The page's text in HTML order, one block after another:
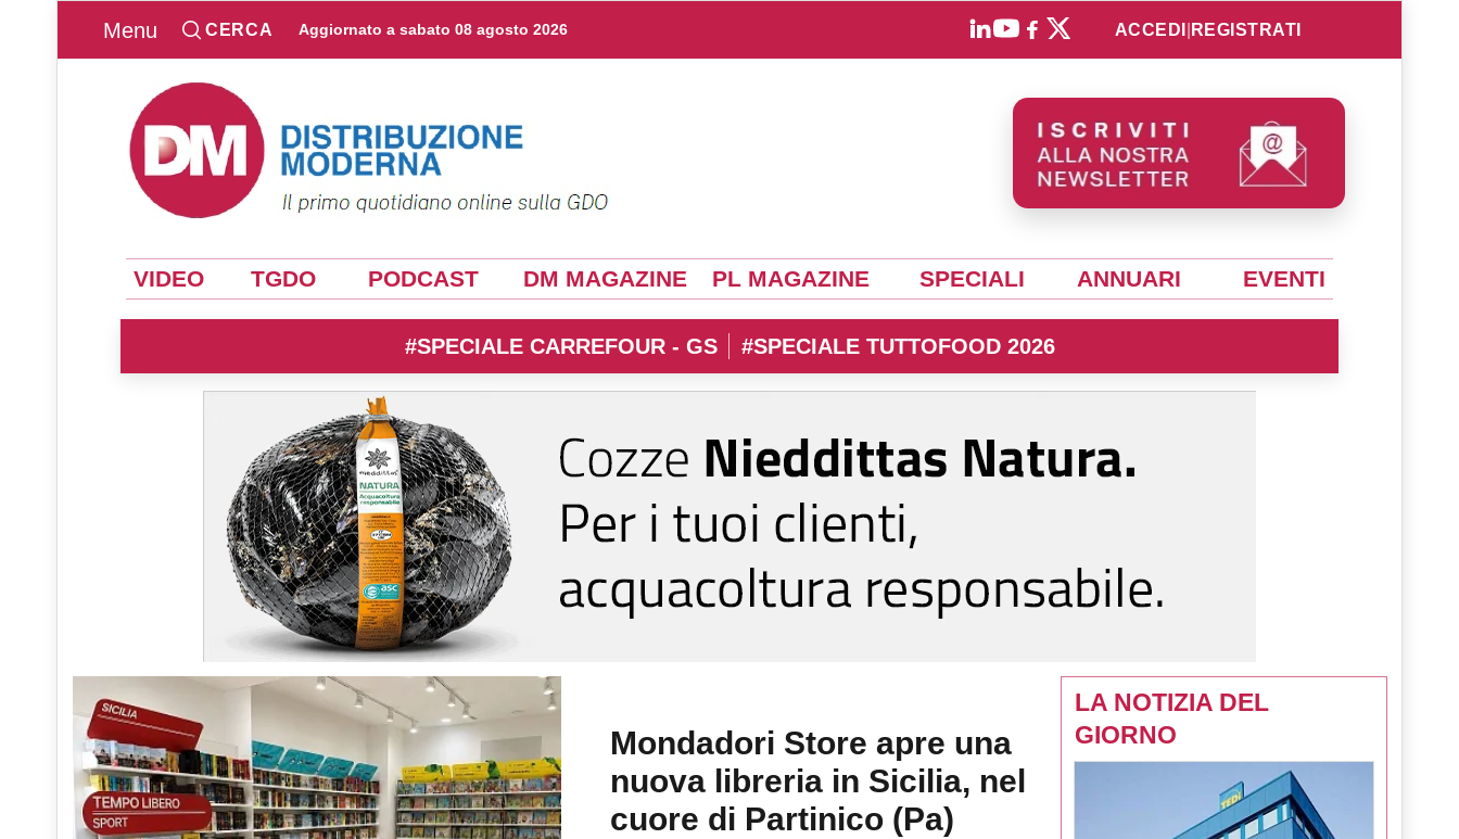
Menu CERCA Aggiornato a sabato 08 agosto 2026 ACCEDI REGISTRATI
VIDEO TGDO PODCAST DM MAGAZINE PL MAGAZINE SPECIALI ANNUARI EVENTI
#SPECIALE CARREFOUR - GS #SPECIALE TUTTOFOOD 2026
Mondadori Store apre una
nuova libreria in Sicilia, nel
cuore di Partinico (Pa)
LA NOTIZIA DEL
GIORNO